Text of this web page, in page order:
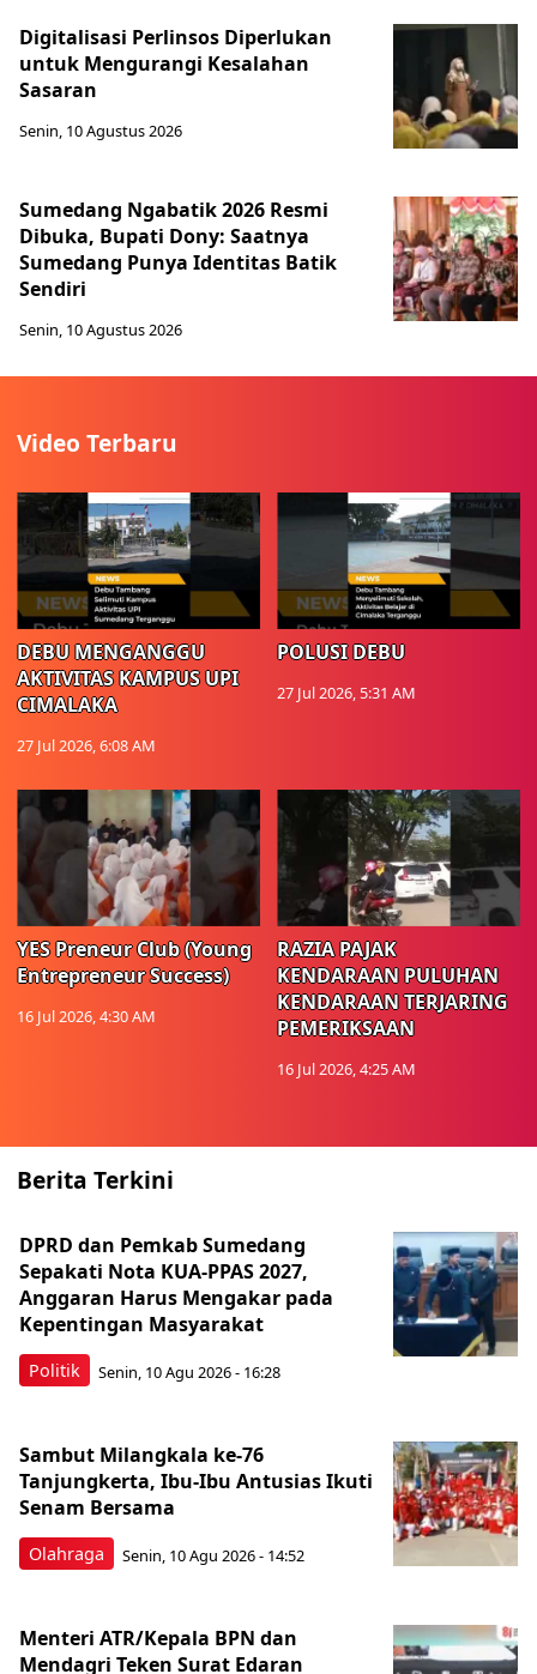
Digitalisasi Perlinsos Diperlukan
untuk Mengurangi Kesalahan
Sasaran
Senin, 10 Agustus 2026
Sumedang Ngabatik 2026 Resmi
Dibuka, Bupati Dony: Saatnya
Sumedang Punya Identitas Batik
Sendiri
Senin, 10 Agustus 2026
Video Terbaru
DEBU MENGANGGU
AKTIVITAS KAMPUS UPI
CIMALAKA
27 Jul 2026, 6:08 AM
POLUSI DEBU
27 Jul 2026, 5:31 AM
YES Preneur Club (Young
Entrepreneur Success)
16 Jul 2026, 4:30 AM
RAZIA PAJAK
KENDARAAN PULUHAN
KENDARAAN TERJARING
PEMERIKSAAN
16 Jul 2026, 4:25 AM
Berita Terkini
Politik
DPRD dan Pemkab Sumedang
Sepakati Nota KUA-PPAS 2027,
Anggaran Harus Mengakar pada
Kepentingan Masyarakat
Senin, 10 Agu 2026 - 16:28
Olahraga
Sambut Milangkala ke-76
Tanjungkerta, Ibu-Ibu Antusias Ikuti
Senam Bersama
Senin, 10 Agu 2026 - 14:52
Menteri ATR/Kepala BPN dan
Mendagri Teken Surat Edaran